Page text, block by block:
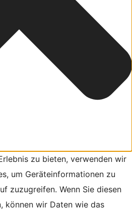
zu bieten, verwenden wir
um Geräteinformationen zu
zuzugreifen. Wenn Sie diesen
können wir Daten wie das